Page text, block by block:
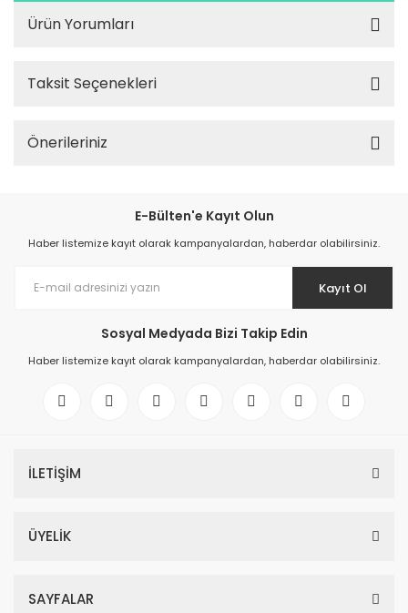
Ürün Yorumları
Taksit Seçenekleri
Önerileriniz
E-Bülten'e Kayıt Olun
Haber listemize kayıt olarak kampanyalardan, haberdar olabilirsiniz.
Kayıt Ol
Sosyal Medyada Bizi Takip Edin
Haber listemize kayıt olarak kampanyalardan, haberdar olabilirsiniz.
İLETİŞİM
ÜYELİK
SAYFALAR